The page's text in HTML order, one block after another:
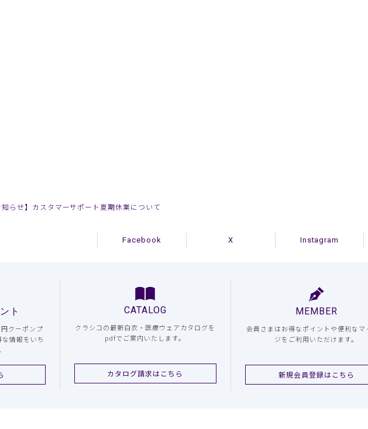
知らせ】カスタマーサポート夏期休業について
Facebook X Instagram
ト
クーポンプ
情報をいち
CATALOG
クラシコの最新白衣・医療ウェアカタログを
pdfでご案内いたします。
カタログ請求はこちら
MEMBER
会員さまはお得なポイントや便利なマ
ジをご利用いただけます。
新規会員登録はこちら